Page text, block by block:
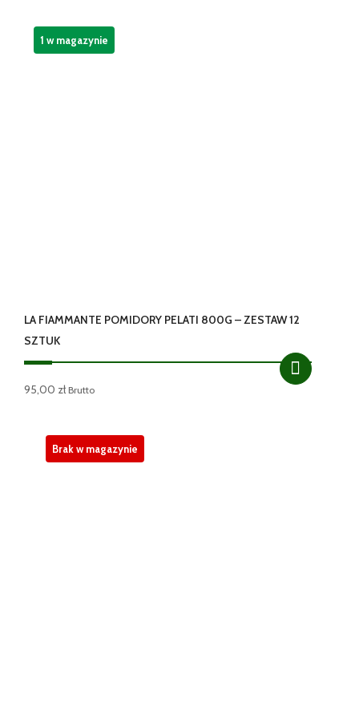
LA FIAMMANTE POMIDORY PELATI 800G – ZESTAW 12
SZTUK
95,00 zł Brutto
1 w magazynie
Brak w magazynie